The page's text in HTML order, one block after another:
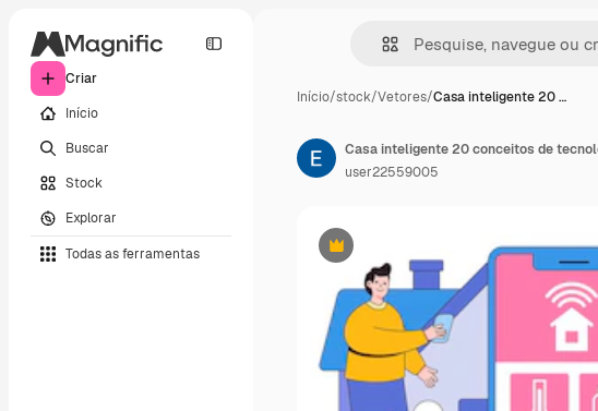
Criar
Início
Buscar
Stock
Explorar
Todas as ferramentas
Início/stock/Vetores/Casa inteligente 20 …
Premium
user22559005